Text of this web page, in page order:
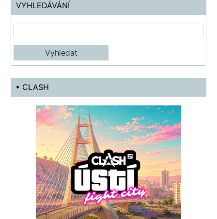
VYHLEDÁVÁNÍ
• CLASH